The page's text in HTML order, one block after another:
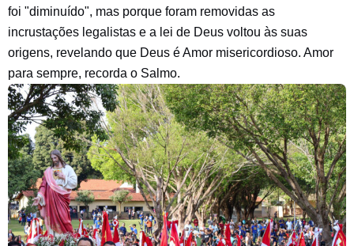
foi "diminuído", mas porque foram removidas as
incrustações legalistas e a lei de Deus voltou às suas
origens, revelando que Deus é Amor misericordioso. Amor
para sempre, recorda o Salmo.